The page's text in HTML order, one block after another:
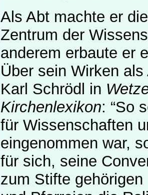
Als Abt machte er
Zentrum der
anderem erbaute er
Über sein Wirken
Karl Schrödl in
Kirchenlexikon: “So
für Wissenschaften
eingenommen war,
für sich, seine
zum Stifte gehörigen